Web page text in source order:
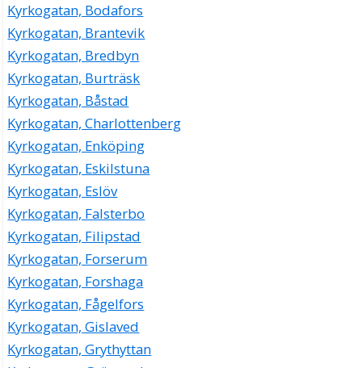
Kyrkogatan, Bodafors
Kyrkogatan, Brantevik
Kyrkogatan, Bredbyn
Kyrkogatan, Burträsk
Kyrkogatan, Båstad
Kyrkogatan, Charlottenberg
Kyrkogatan, Enköping
Kyrkogatan, Eskilstuna
Kyrkogatan, Eslöv
Kyrkogatan, Falsterbo
Kyrkogatan, Filipstad
Kyrkogatan, Forserum
Kyrkogatan, Forshaga
Kyrkogatan, Fågelfors
Kyrkogatan, Gislaved
Kyrkogatan, Grythyttan